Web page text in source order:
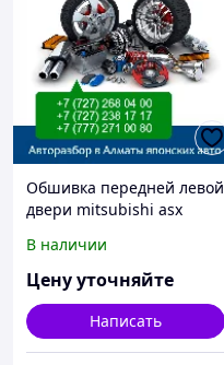
Обшивка передней левой
двери mitsubishi asx
В наличии
Цену уточняйте
Написать